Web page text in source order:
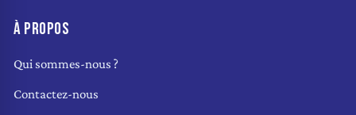
À PROPOS
Qui sommes-nous ?
Contactez-nous